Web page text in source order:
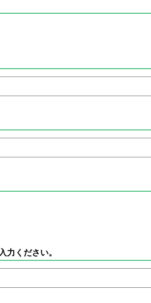
力ください。